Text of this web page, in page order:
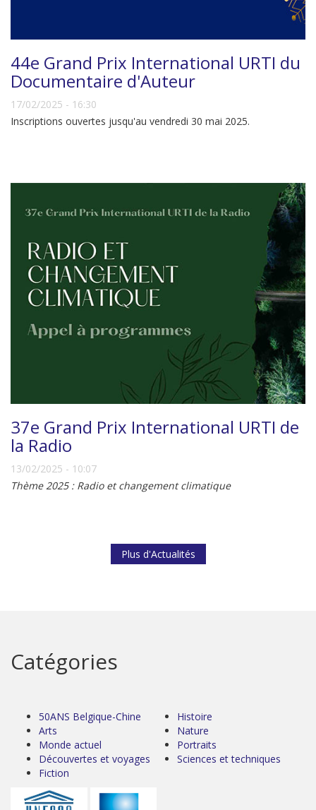
44e Grand Prix International URTI du
Documentaire d'Auteur
17/02/2025 - 16:30
Inscriptions ouvertes jusqu'au vendredi 30 mai 2025.
37e Grand Prix International URTI de
la Radio
13/02/2025 - 10:07
Thème 2025 : Radio et changement climatique
Plus d'Actualités
Catégories
50ANS Belgique-Chine
Arts
Monde actuel
Découvertes et voyages
Fiction
Histoire
Nature
Portraits
Sciences et techniques